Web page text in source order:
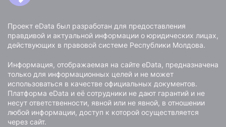
Проект eData был разработан для предоставления
правдивой и актуальной информации о юридических лицах,
действующих в правовой системе Республики Молдова.
Информация, отображаемая на сайте eData, предназначена
только для информационных целей и не может
использоваться в качестве официальных документов.
Платформа eData и её сотрудники не дают гарантий и не
несут ответственности, явной или не явной, в отношении
любой информации, доступ к которой осуществляется
через сайт.